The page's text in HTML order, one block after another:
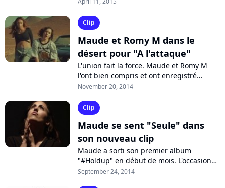
Clip
Maude et Romy M dans le
désert pour "A l'attaque"
L'union fait la force. Maude et Romy M
l'ont bien compris et ont enregistré
ensemble le titre "A l'attaque", un hymne
November 20, 2014
Clip
Maude se sent "Seule" dans
son nouveau clip
Maude a sorti son premier album
"#Holdup" en début de mois. L'occasion
pour l'ancienne candidate des "Anges de
September 24, 2014